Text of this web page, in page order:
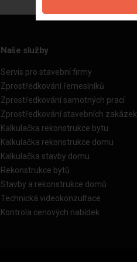
Naše služby
Servis pro stavební firmy
Zprostředkování řemeslníků
Zprostředkování samotných prací
Zprostředkování stavebních zakázek
Kalkulačka rekonstrukce bytu
Kalkulačka rekonstrukce domu
Kalkulačka stavby domu
Rekonstrukce bytů
Stavby a rekonstrukce domů
Technická videokonzultace
Kontrola cenových nabídek